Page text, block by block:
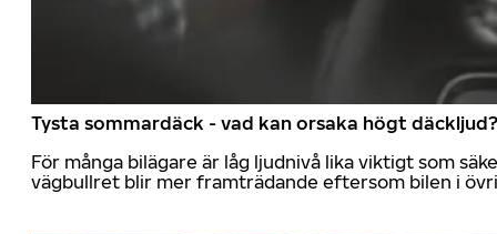
Tysta sommardäck - vad kan orsaka högt däckljud?
För många bilägare är låg ljudnivå lika viktigt som
vägbullret blir mer framträdande eftersom bilen i